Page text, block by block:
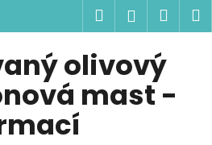
Hledat
olivový
mast -